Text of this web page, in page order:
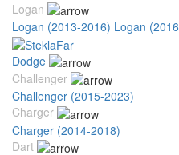
Logan
Logan (2013-2016) Logan
Dodge
Challenger
Challenger (2015-2023)
Charger
Charger (2014-2018)
Dart